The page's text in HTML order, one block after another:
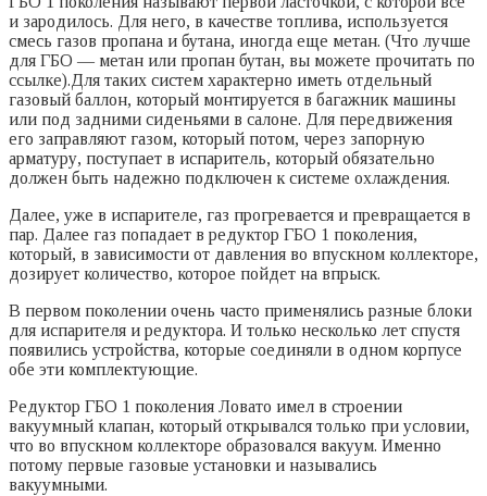
и зародилось. Для него, в качестве топлива, используется
смесь газов пропана и бутана, иногда еще метан. (Что лучше
для ГБО — метан или пропан бутан, вы можете прочитать по
ссылке).Для таких систем характерно иметь отдельный
газовый баллон, который монтируется в багажник машины
или под задними сиденьями в салоне. Для передвижения
его заправляют газом, который потом, через запорную
арматуру, поступает в испаритель, который обязательно
должен быть надежно подключен к системе охлаждения.
Далее, уже в испарителе, газ прогревается и превращается в
пар. Далее газ попадает в редуктор ГБО 1 поколения,
который, в зависимости от давления во впускном коллекторе,
дозирует количество, которое пойдет на впрыск.
В первом поколении очень часто применялись разные блоки
для испарителя и редуктора. И только несколько лет спустя
появились устройства, которые соединяли в одном корпусе
обе эти комплектующие.
Редуктор ГБО 1 поколения Ловато имел в строении
вакуумный клапан, который открывался только при условии,
что во впускном коллекторе образовался вакуум. Именно
потому первые газовые установки и назывались
вакуумными.